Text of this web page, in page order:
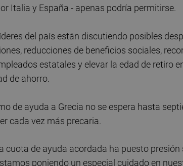
Italia y España - apenas podría permitirse.
del país están discutiendo posibles
reducciones de beneficios sociales,
estatales y elevar la edad de retiro
de ahorro.
de ayuda a Grecia no se espera hasta
cada vez más precaria.
cuota de ayuda acordada ha puesto
poniendo un especial cuidado en